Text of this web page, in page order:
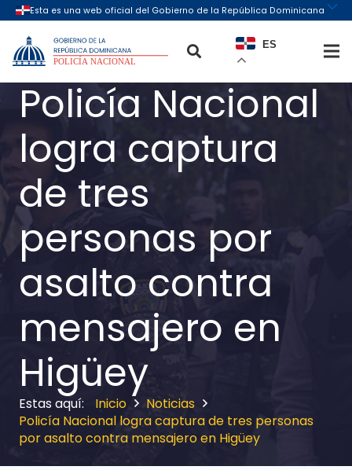
ES
Policía Nacional
logra captura
de tres
personas por
asalto contra
mensajero en
Higüey
Inicio
Noticias
Policía Nacional logra captura de tres personas
por asalto contra mensajero en Higüey